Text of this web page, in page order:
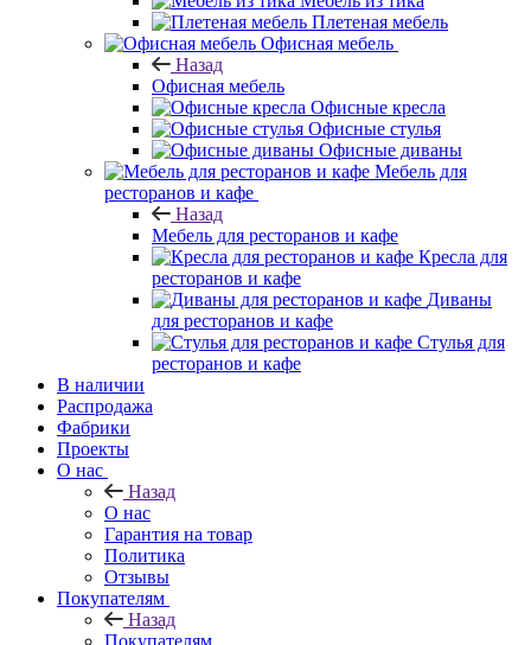
Плетеная мебель
Офисная мебель
Назад
Офисная мебель
Офисные кресла
Офисные стулья
Офисные диваны
Мебель для
ресторанов и кафе
Назад
Мебель для ресторанов и кафе
Кресла для
ресторанов и кафе
Диваны
для ресторанов и кафе
Стулья для
ресторанов и кафе
В наличии
Распродажа
Фабрики
Проекты
О нас
Назад
О нас
Гарантия на товар
Политика
Отзывы
Покупателям
Назад
Покупателям